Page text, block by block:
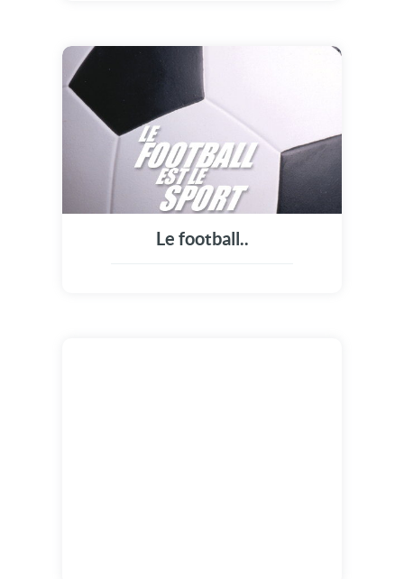
Le football..